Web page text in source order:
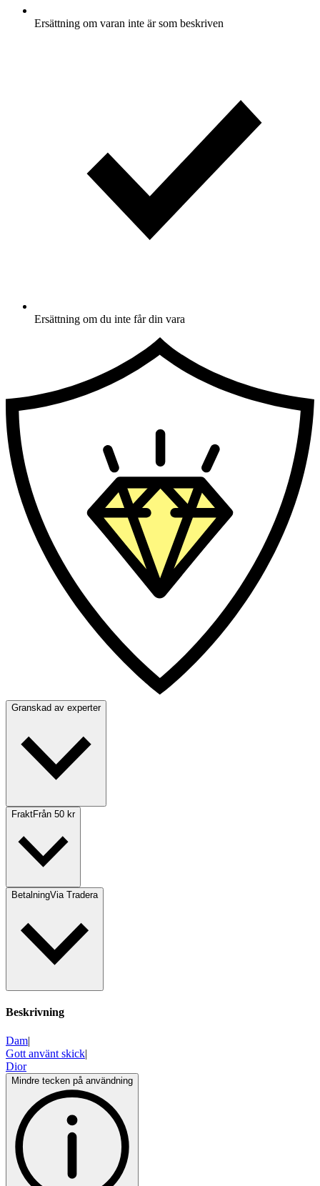
Ersättning om varan inte är som beskriven
Ersättning om du inte får din vara
Granskad av experter
FraktFrån 50 kr
BetalningVia Tradera
Beskrivning
Dam|
Gott använt skick|
Dior
Mindre tecken på användning